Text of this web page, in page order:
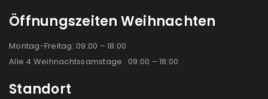
Öffnungszeiten Weihnachten
Montag-Freitag: 09:00 – 18:00
Alle 4 Weihnachtssamstage : 09:00 – 18:00
Standort